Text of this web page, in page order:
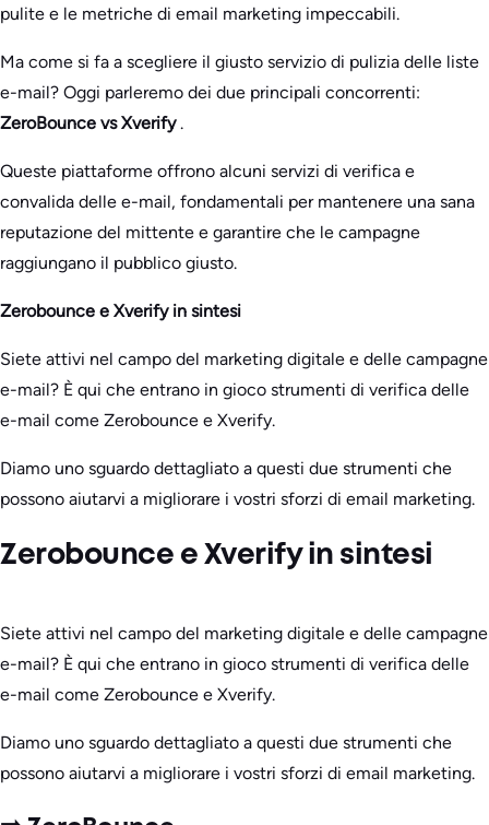
pulite e le metriche di email marketing impeccabili.
Ma come si fa a scegliere il giusto servizio di pulizia delle liste
e-mail? Oggi parleremo dei due principali concorrenti:
ZeroBounce vs Xverify.
Queste piattaforme offrono alcuni servizi di verifica e
convalida delle e-mail, fondamentali per mantenere una sana
reputazione del mittente e garantire che le campagne
raggiungano il pubblico giusto.
Zerobounce e Xverify in sintesi
Siete attivi nel campo del marketing digitale e delle campagne
e-mail? È qui che entrano in gioco strumenti di verifica delle
e-mail come Zerobounce e Xverify.
Diamo uno sguardo dettagliato a questi due strumenti che
possono aiutarvi a migliorare i vostri sforzi di email marketing.
Zerobounce e Xverify in sintesi
Siete attivi nel campo del marketing digitale e delle campagne
e-mail? È qui che entrano in gioco strumenti di verifica delle
e-mail come Zerobounce e Xverify.
Diamo uno sguardo dettagliato a questi due strumenti che
possono aiutarvi a migliorare i vostri sforzi di email marketing.